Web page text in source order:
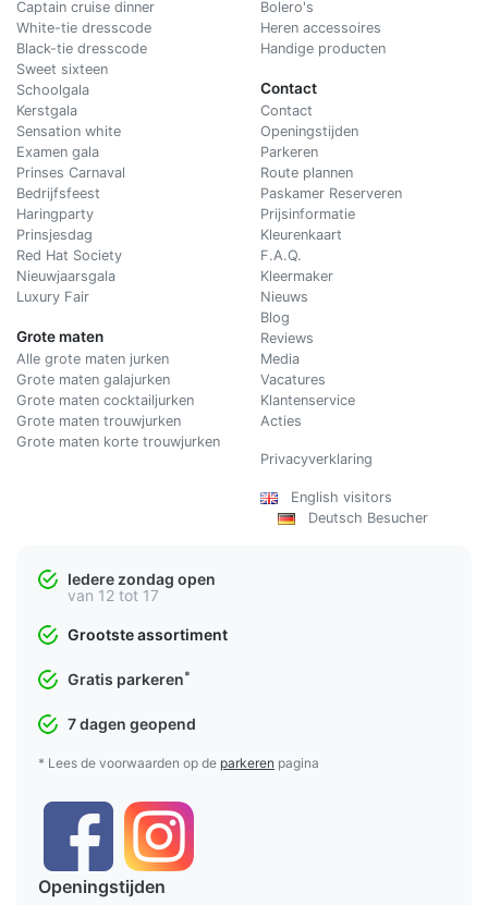
Captain cruise dinner
White-tie dresscode
Black-tie dresscode
Sweet sixteen
Schoolgala
Kerstgala
Sensation white
Examen gala
Prinses Carnaval
Bedrijfsfeest
Haringparty
Prinsjesdag
Red Hat Society
Nieuwjaarsgala
Luxury Fair
Grote maten
Alle grote maten jurken
Grote maten galajurken
Grote maten cocktailjurken
Grote maten trouwjurken
Grote maten korte trouwjurken
Bolero's
Heren accessoires
Handige producten
Contact
Contact
Openingstijden
Parkeren
Route plannen
Paskamer Reserveren
Prijsinformatie
Kleurenkaart
F.A.Q.
Kleermaker
Nieuws
Blog
Reviews
Media
Vacatures
Klantenservice
Acties
Privacyverklaring
English visitors
Deutsch Besucher
Iedere zondag open
van 12 tot 17
Grootste assortiment
Gratis parkeren*
7 dagen geopend
* Lees de voorwaarden op de parkeren pagina
Openingstijden